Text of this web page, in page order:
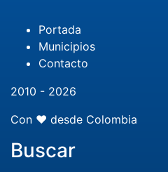
Portada
Municipios
Contacto
2010 - 2026
Con ❤️ desde Colombia
Buscar